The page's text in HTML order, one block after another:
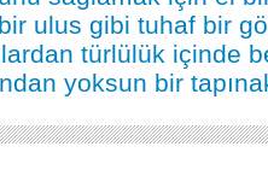
bir ulus gibi tuhaf bir
türlülük içinde
yoksun bir